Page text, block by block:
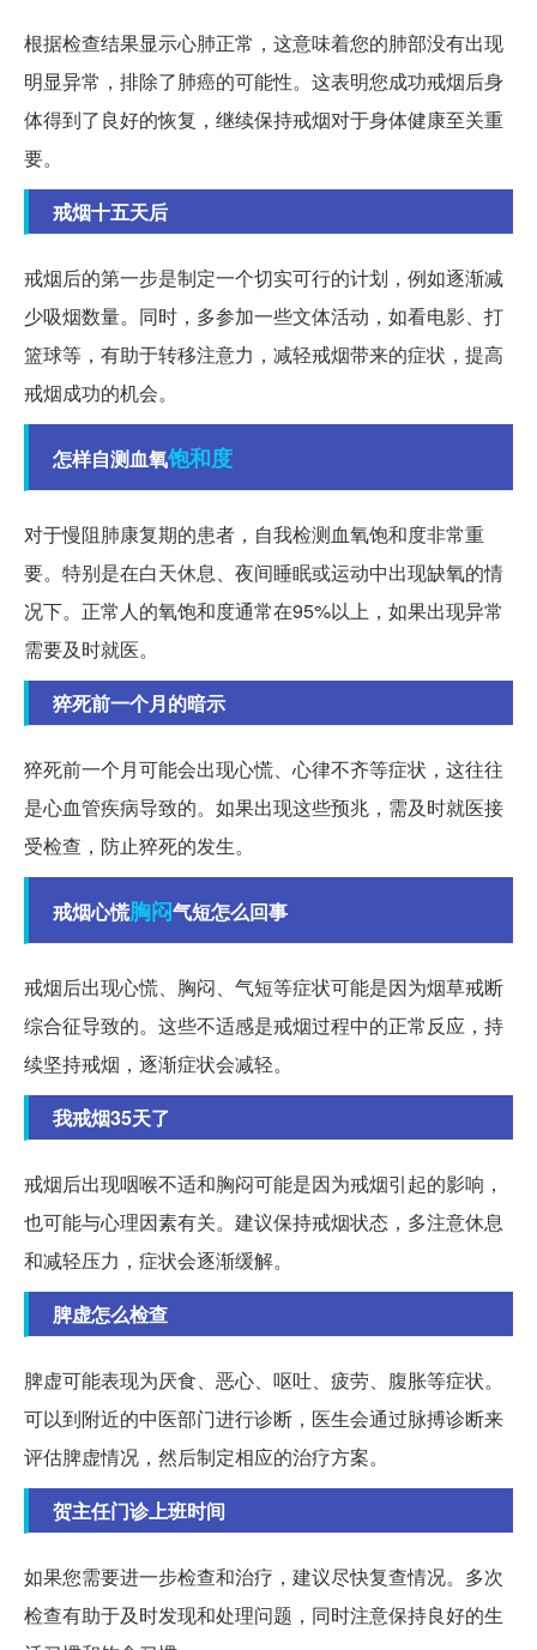
根据检查结果显示心肺正常，这意味着您的肺部没有出现
明显异常，排除了肺癌的可能性。这表明您成功戒烟后身
体得到了良好的恢复，继续保持戒烟对于身体健康至关重
要。
戒烟十五天后
戒烟后的第一步是制定一个切实可行的计划，例如逐渐减
少吸烟数量。同时，多参加一些文体活动，如看电影、打
篮球等，有助于转移注意力，减轻戒烟带来的症状，提高
戒烟成功的机会。
怎样自测血氧饱和度
对于慢阻肺康复期的患者，自我检测血氧饱和度非常重
要。特别是在白天休息、夜间睡眠或运动中出现缺氧的情
况下。正常人的氧饱和度通常在95%以上，如果出现异常
需要及时就医。
猝死前一个月的暗示
猝死前一个月可能会出现心慌、心律不齐等症状，这往往
是心血管疾病导致的。如果出现这些预兆，需及时就医接
受检查，防止猝死的发生。
戒烟心慌胸闷气短怎么回事
戒烟后出现心慌、胸闷、气短等症状可能是因为烟草戒断
综合征导致的。这些不适感是戒烟过程中的正常反应，持
续坚持戒烟，逐渐症状会减轻。
我戒烟35天了
戒烟后出现咽喉不适和胸闷可能是因为戒烟引起的影响，
也可能与心理因素有关。建议保持戒烟状态，多注意休息
和减轻压力，症状会逐渐缓解。
脾虚怎么检查
脾虚可能表现为厌食、恶心、呕吐、疲劳、腹胀等症状。
可以到附近的中医部门进行诊断，医生会通过脉搏诊断来
评估脾虚情况，然后制定相应的治疗方案。
贺主任门诊上班时间
如果您需要进一步检查和治疗，建议尽快复查情况。多次
检查有助于及时发现和处理问题，同时注意保持良好的生